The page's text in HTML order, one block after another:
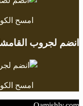
امسح
انضم لجروب
امسح